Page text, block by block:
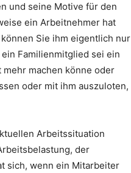
und seine Motive für den
ein Arbeitnehmer hat
Sie ihm eigentlich nur
Familienmitglied sei ein
machen könne oder
oder mit ihm auszuloten,
Arbeitssituation
der
sich, wenn ein Mitarbeiter